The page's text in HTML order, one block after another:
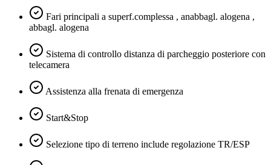
Fari principali a superf.complessa , anabbagl. alogena ,
abbagl. alogena
Sistema di controllo distanza di parcheggio posteriore con
telecamera
Assistenza alla frenata di emergenza
Start&Stop
Selezione tipo di terreno include regolazione TR/ESP